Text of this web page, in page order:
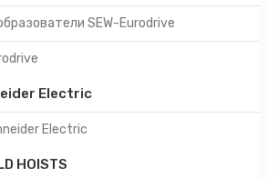
SEW-Eurodrive
Electric
Electric
HOISTS